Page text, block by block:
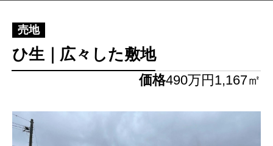
売地
ひ生｜広々した敷地
価格490万円 1,167㎡